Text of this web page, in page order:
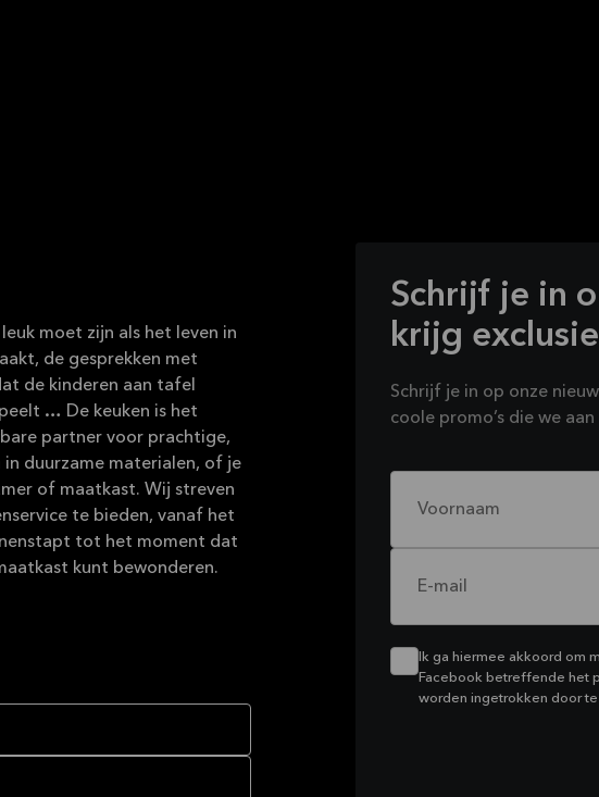
moet zijn als het leven in
de gesprekken met
de kinderen aan tafel
… De keuken is het
partner voor prachtige,
duurzame materialen, of je
of maatkast. Wij streven
te bieden, vanaf het
tot het moment dat
kunt bewonderen.
Schrijf je in
krijg
Schrijf je in op onze
coole promo’s die we
Voornaam
E-mail
Ik ga hiermee akkoord om
Facebook betreffende het
worden ingetrokken door